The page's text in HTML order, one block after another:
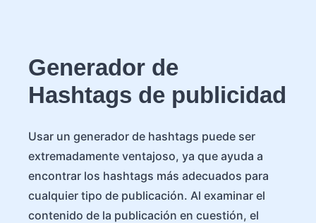
Generador de
Hashtags de publicidad
Usar un generador de hashtags puede ser
extremadamente ventajoso, ya que ayuda a
encontrar los hashtags más adecuados para
cualquier tipo de publicación. Al examinar el
contenido de la publicación en cuestión, el